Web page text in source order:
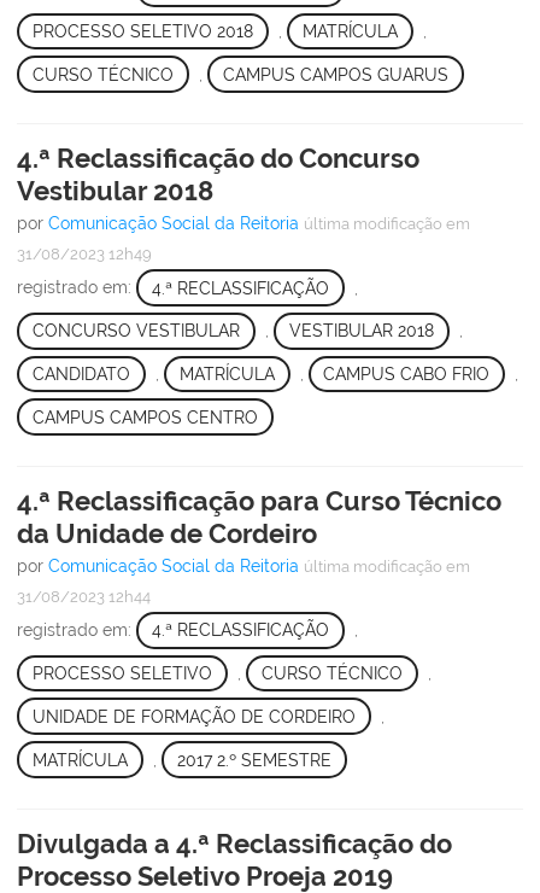
PROCESSO SELETIVO 2018 MATRÍCULA
CURSO TÉCNICO CAMPUS CAMPOS GUARUS
4.ª Reclassificação do Concurso
Vestibular 2018
por Comunicação Social da Reitoria última modificação em
31/08/2023 12h49
registrado em: 4.ª RECLASSIFICAÇÃO
CONCURSO VESTIBULAR , VESTIBULAR 2018 ,
CANDIDATO MATRÍCULA CAMPUS CABO FRIO
CAMPUS CAMPOS CENTRO
4.ª Reclassificação para Curso Técnico
da Unidade de Cordeiro
por Comunicação Social da Reitoria última modificação em
31/08/2023 12h44
registrado em: 4.ª RECLASSIFICAÇÃO ,
PROCESSO SELETIVO CURSO TÉCNICO
UNIDADE DE FORMAÇÃO DE CORDEIRO
MATRÍCULA 2017 2.º SEMESTRE
Divulgada a 4.ª Reclassificação do
Processo Seletivo Proeja 2019